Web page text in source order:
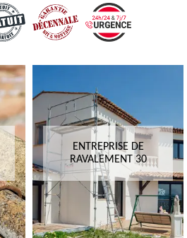
ENTREPRISE DE
RAVALEMENT 30